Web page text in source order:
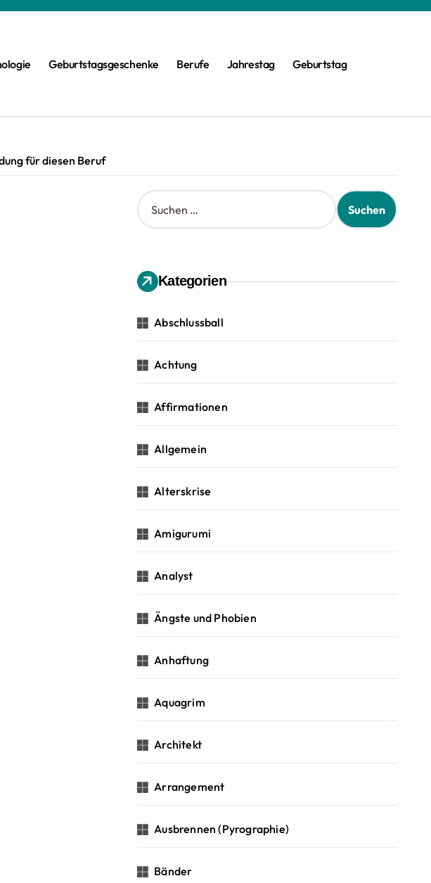
Geburtstagsgeschenke Berufe Jahrestag Geburtstag
für diesen Beruf
S
u
n
n
c
Kategorien
Abschlussball
Achtung
Affirmationen
Allgemein
Alterskrise
Amigurumi
Analyst
Ängste und Phobien
Anhaftung
Aquagrim
Architekt
Arrangement
Ausbrennen (Pyrographie)
Bänder